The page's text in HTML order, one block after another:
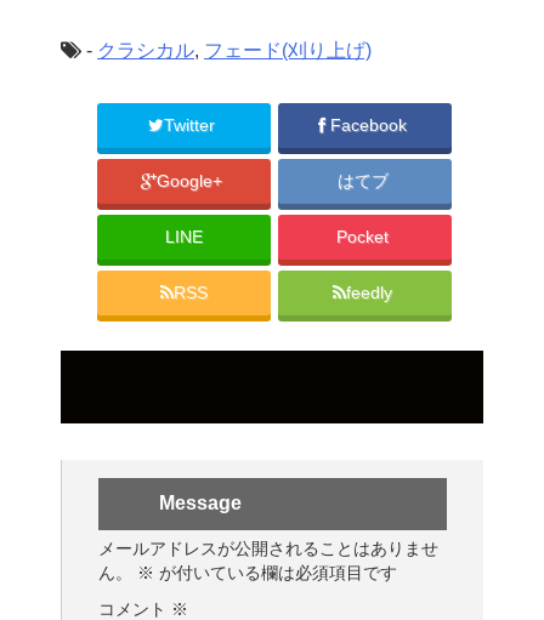
- クラシカル, フェード(刈り上げ)
Twitter Facebook
Google+ はてブ
LINE Pocket
RSS feedly
Message
メールアドレスが公開されることはありませ
ん。
※ が付いている欄は必須項目です
コメント ※